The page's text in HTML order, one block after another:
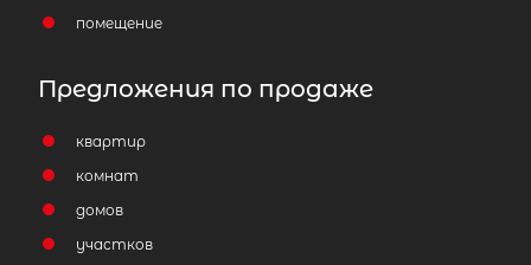
помещение
Предложения по продаже
квартир
комнат
домов
участков